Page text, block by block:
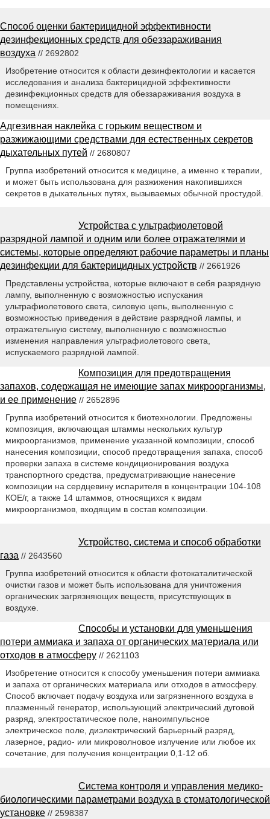
Способ оценки бактерицидной эффективности
дезинфекционных средств для обеззараживания
воздуха // 2692802
Изобретение относится к области дезинфектологии и касается
исследования и анализа бактерицидной эффективности
дезинфекционных средств для обеззараживания воздуха в
помещениях.
Адгезивная наклейка с горьким веществом и
разжижающими средствами для естественных секретов
дыхательных путей // 2680807
Группа изобретений относится к медицине, а именно к терапии,
и может быть использована для разжижения накопившихся
секретов в дыхательных путях, вызываемых обычной простудой.
Устройства с ультрафиолетовой
разрядной лампой и одним или более отражателями и
системы, которые определяют рабочие параметры и планы
дезинфекции для бактерицидных устройств // 2661926
Представлены устройства, которые включают в себя разрядную
лампу, выполненную с возможностью испускания
ультрафиолетового света, силовую цепь, выполненную с
возможностью приведения в действие разрядной лампы, и
отражательную систему, выполненную с возможностью
изменения направления ультрафиолетового света,
испускаемого разрядной лампой.
Композиция для предотвращения
запахов, содержащая не имеющие запах микроорганизмы,
и ее применение // 2652896
Группа изобретений относится к биотехнологии. Предложены
композиция, включающая штаммы нескольких культур
микроорганизмов, применение указанной композиции, способ
нанесения композиции, способ предотвращения запаха, способ
проверки запаха в системе кондиционирования воздуха
транспортного средства, предусматривающие нанесение
композиции на сердцевину испарителя в концентрации 104-108
КОЕ/г, а также 14 штаммов, относящихся к видам
микроорганизмов, входящим в состав композиции.
Устройство, система и способ обработки
газа // 2643560
Группа изобретений относится к области фотокаталитической
очистки газов и может быть использована для уничтожения
органических загрязняющих веществ, присутствующих в
воздухе.
Способы и установки для уменьшения
потери аммиака и запаха от органических материала или
отходов в атмосферу // 2621103
Изобретение относится к способу уменьшения потери аммиака
и запаха от органических материала или отходов в атмосферу.
Способ включает подачу воздуха или загрязненного воздуха в
плазменный генератор, использующий электрический дуговой
разряд, электростатическое поле, наноимпульсное
электрическое поле, диэлектрический барьерный разряд,
лазерное, радио- или микроволновое излучение или любое их
сочетание, для получения концентрации 0,1-12 об.
Система контроля и управления медико-
биологическими параметрами воздуха в стоматологической
установке // 2598387